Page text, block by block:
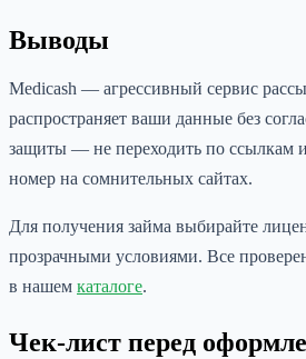
Выводы
Medicash — агрессивный сервис
распространяет ваши данные без
защиты — не переходить по ссылкам
номер на сомнительных сайтах.
Для получения займа выбирайте
прозрачными условиями. Все
в нашем каталоге.
Чек-лист перед